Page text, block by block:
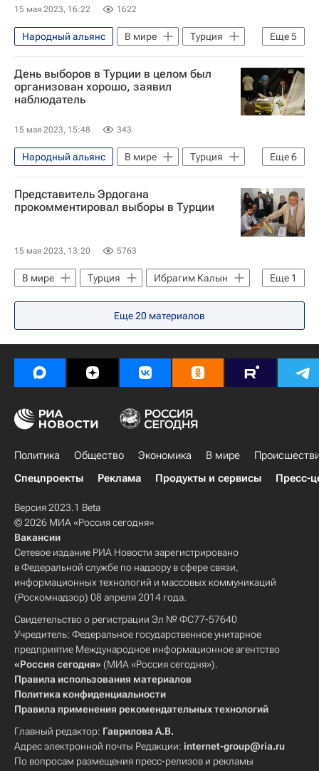
15 мая 2023, 16:22 1622
Еще5
Народный альянс В мире
Турция
Георг Линк
Кемаль Кылычдароглу
Президентские выборы в Турции
День выборов в Турции в целом был
организован хорошо, заявил
наблюдатель
15 мая 2023, 15:48 343
Еще6
Народный альянс В мире
Турция
Георг Линк
Президентские выборы в Турции
Реджеп Тайип Эрдоган
Представитель Эрдогана
прокомментировал выборы в Турции
15 мая 2023, 13:20 5763
Еще 1
В мире Турция
Ибрагим Калын
Президентские выборы в Турции
Еще20 материалов
Политика Общество Экономика В мире
Спецпроекты
Реклама Продукты и сервисы Пресс-
Версия 2023.1 Beta
© 2026 МИА «Россия сегодня»
Вакансии
Сетевое издание РИА Новости зарегистрировано
в Федеральной службе по надзору в сфере связи,
информационных технологий и массовых коммуникаций
(Роскомнадзор) 08 апреля 2014 года.
Свидетельство о регистрации Эл № ФС77-57640
Учредитель: Федеральное государственное унитарное
предприятие Международное информационное агентство
«Россия сегодня» (МИА «Россия сегодня»).
Правила использования материалов
Политика конфиденциальности
Правила применения рекомендательных технологий
Главный редактор: Гаврилова А.В.
Адрес электронной почты Редакции: internet-group@ria.ru
По вопросам размещения пресс-релизов и рекламы